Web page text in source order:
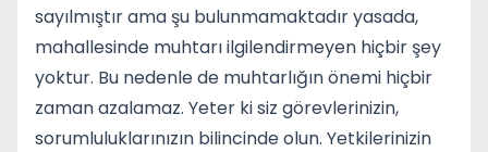
sayılmıştır ama şu bulunmamaktadır yasada,
mahallesinde muhtarı ilgilendirmeyen hiçbir şey
yoktur. Bu nedenle de muhtarlığın önemi hiçbir
zaman azalamaz. Yeter ki siz görevlerinizin,
sorumluluklarınızın bilincinde olun. Yetkilerinizin